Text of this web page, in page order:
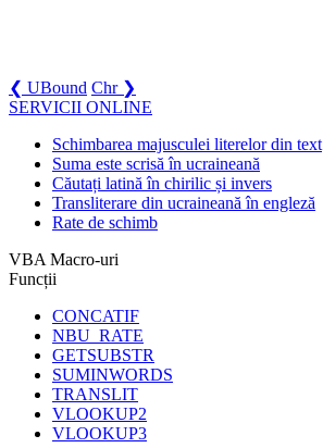
❮ UBound Chr ❯
SERVICII ONLINE
Schimbarea majusculei literelor din text
Suma este scrisă în ucraineană
Căutați latină în chirilic și invers
Transliterare din ucraineană în engleză
Rate de schimb
VBA Macro-uri
Funcții
CONCATIF
NBU_RATE
GETSUBSTR
SUMINWORDS
TRANSLIT
VLOOKUP2
VLOOKUP3